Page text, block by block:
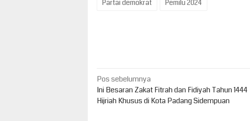
Partai demokrat Pemilu 2024
Navigasi
pos
Pos sebelumnya
Ini Besaran Zakat Fitrah dan Fidiyah Tahun 1444
Hijriah Khusus di Kota Padang Sidempuan